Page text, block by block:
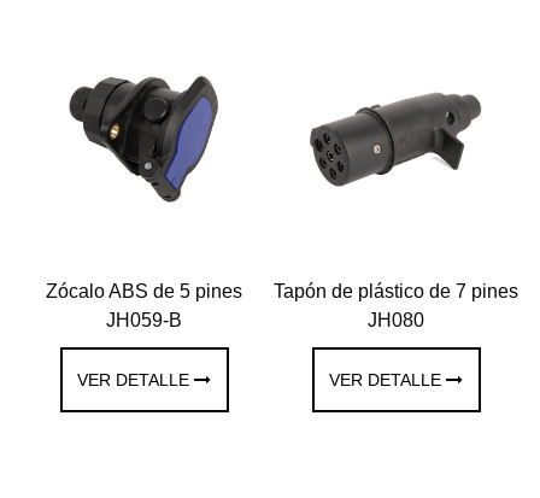
Zócalo ABS de 5 pines
JH059-B
VER DETALLE
Tapón de plástico de 7 pines
JH080
VER DETALLE